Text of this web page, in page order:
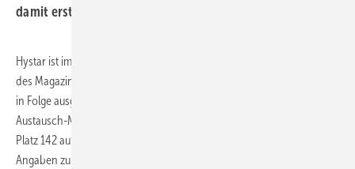
damit erstmals zu den Top 100.
Hystar ist im jährlichen Ranking „World’s Top GreenTech Companies“
des Magazins Time und des Marktforschers Statista zum zweiten Mal
in Folge ausgezeichnet worden. Der Anbieter von Protonen-
Austausch-Membran-Elektrolyseuren (PEM) verbesserte sich von
Platz 142 auf Rang 81. Damit zählt das Unternehmen nach eigenen
Angaben zu einer kleinen Gruppe skandinavischer Firmen auf der